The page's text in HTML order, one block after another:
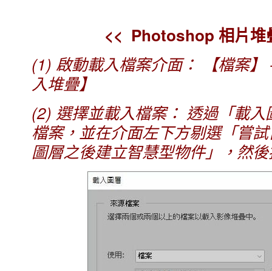
<< Photoshop 相片堆
(1) 啟動載入檔案介面： 【檔案
入堆疊】
(2) 選擇並載入檔案： 透過「載
檔案，並在介面左下方剔選「嘗
圖層之後建立智慧型物件」，然